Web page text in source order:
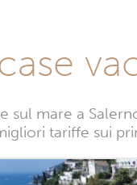
sul mare a
tariffe sui